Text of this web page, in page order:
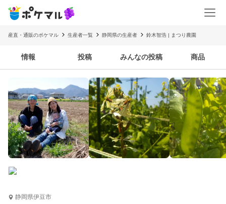
産直・通販のポケマル 生産者一覧 静岡県の生産者 鈴木智浩 | まつり農園
情報 投稿 みんなの投稿 商品
静岡県伊豆市